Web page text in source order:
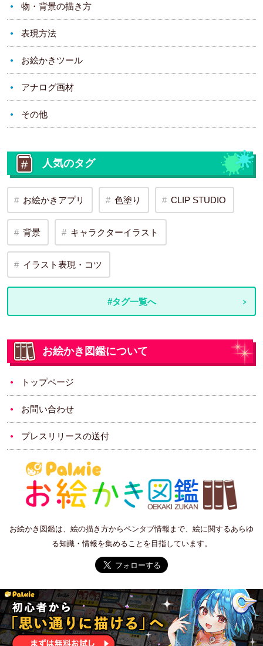
物・背景の描き方
表現方法
お絵かきツール
アナログ画材
その他
人気のタグ
お絵かきアプリ 色塗り CLIP STUDIO
背景 キャラクターイラスト
イラスト表現・コツ
#タグ一覧へ
お絵かき図鑑について
トップページ
お問い合わせ
プレスリリースの送付
お絵かき図鑑は、絵の描き方からペンタブ情報まで、絵に関するあらゆ
る知識・情報を集めることを目指しています。